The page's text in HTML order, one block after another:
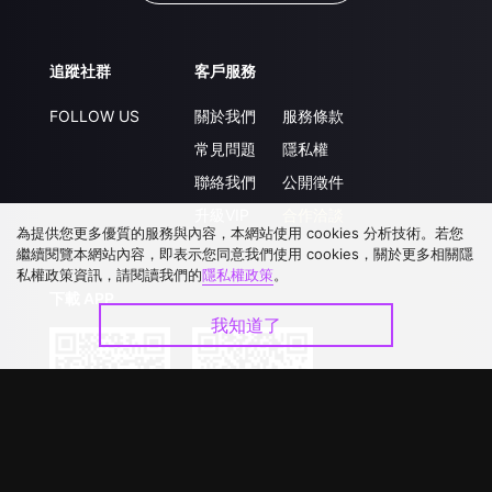
追蹤社群
FOLLOW US
客戶服務
關於我們
常見問題
聯絡我們
服務條款
隱私權
公開徵件
為提供您更多優質的服務與內容，本網站使用 cookies 分析技術。若您
繼續閱覽本網站內容，即表示您同意我們使用 cookies，關於更多相關隱
私權政策資訊，請閱讀我們的隱私權政策。
我知道了